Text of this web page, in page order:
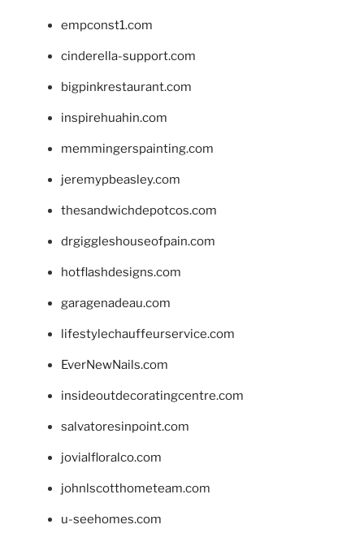
empconst1.com
cinderella-support.com
bigpinkrestaurant.com
inspirehuahin.com
memmingerspainting.com
jeremypbeasley.com
thesandwichdepotcos.com
drgiggleshouseofpain.com
hotflashdesigns.com
garagenadeau.com
lifestylechauffeurservice.com
EverNewNails.com
insideoutdecoratingcentre.com
salvatoresinpoint.com
jovialfloralco.com
johnlscotthometeam.com
u-seehomes.com